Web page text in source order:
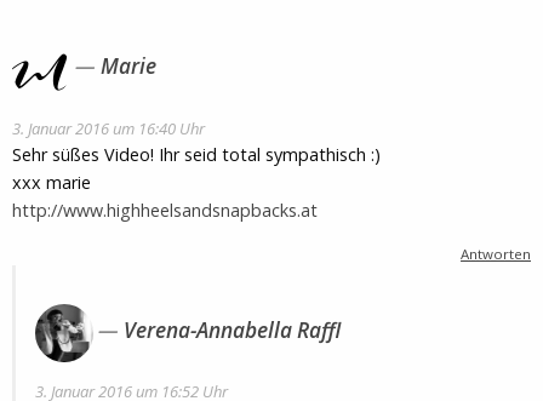
Marie
3. Januar 2016 um 16:40 Uhr
Sehr süßes Video! Ihr seid total sympathisch :)
xxx marie
http://www.highheelsandsnapbacks.at
Antworten
Verena-Annabella Raffl
3. Januar 2016 um 16:52 Uhr